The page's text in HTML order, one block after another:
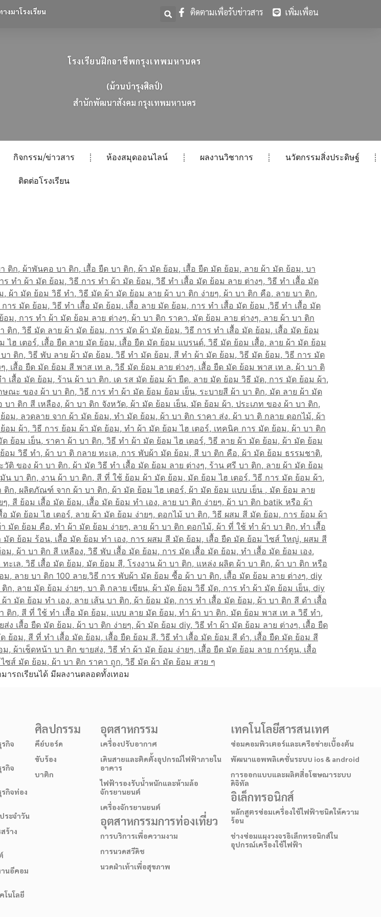
างมาโรงเรียน ติดตามเพื่อรับข่าวสาร เพิ่มเพื่อน
โรงเรียนฝึกอาชีพกรุงเทพมหานคร
(ม้วนบำรุงศิลป์)
สนกพฒนาสงคม กรงเทพมหานคร
กิจกรรม/ข่าวสาร ห้องสมุดออนไลน์ ผลงานวิชาการ นวัตกรรมสิ่งประดิษฐ์
ติดต่อโรงเรียน
รถเรียนได้ มีผลงานตลอดทั้งเทอม
กิจ
กิจ
กิจท่อง
ระจำวัน
ร้าง
านอีคอม
โนโลยี
ศิลปกรรม
คีย์บอร์ด
ขับร้อง
บาติก
อุตสาหกรรม
เครื่องปรับอากาศ
เดินสายและติดตั้งอุปกรณ์ไฟฟ้าภายใน
อาคาร
ไฟฟ้ารองรับน้ำหนักและห้ามล้อ
จักรยานยนต์
เครื่องจักรยานยนต์
อุตสาหกรรมการท่องเที่ยว
การบริการเพื่อความงาม
การนวดสวีดิช
นวดฝ่าเท้าเพื่อสุขภาพ
เทคโนโลยีสารสนเทศ
ซ่อมคอมพิวเตอร์และเครือข่ายเบื้องต้น
พัฒนาแอพพลิเคชั่นระบบ ios & android
การออกแบบและผลิตสื่อโฆษณาระบบ
ดิจิทัล
อิเล็กทรอนิกส์
หลักสูตรซ่อมเครื่องใช้ไฟฟ้าชนิดให้ความ
ร้อน
ช่างซ่อมแผงวงจรอิเล็กทรอนิกส์ใน
อุปกรณ์เครื่องใช้ไฟฟ้า